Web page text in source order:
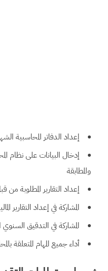
إعداد الدفاتر المحاسبية
إدخال البيانات على نظام
والمطابقة
إعداد التقارير المطلوبة
المشاركة في إعداد التقارير
المشاركة في التدقيق
أداء جميع المهام المتعلقة